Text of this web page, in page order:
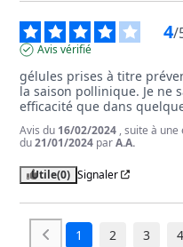
4/
Avis vérifié
gélules prises à titre
la saison pollinique. Je ne
efficacité que dans
Avis du 16/02/2024 , suite à
du21/01/2024 parA.A.
Utile(0) Signaler
1 2 3